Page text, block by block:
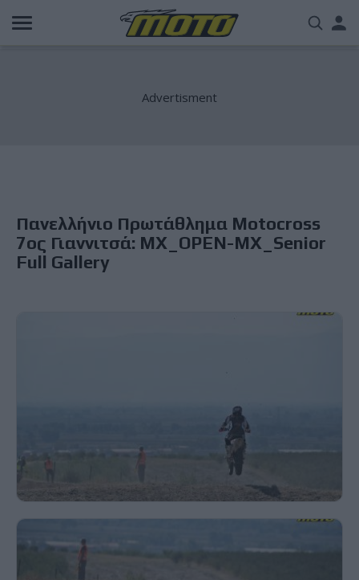
Παράκαμψη
προς
Πανελλήνιο Πρωτάθλημα Motocross
7ος Γιαννιτσά: MX_OPEN-MX_Senior
Full Gallery